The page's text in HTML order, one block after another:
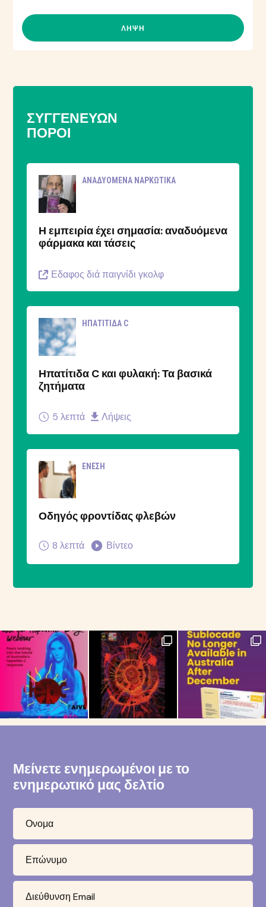
ΛΉΨΗ
ΣΥΓΓΕΝΕΎΩΝ
ΠΌΡΟΙ
ΑΝΑΔΥΌΜΕΝΑ ΝΑΡΚΩΤΙΚΆ
Η εμπειρία έχει σημασία: αναδυόμενα
φάρμακα και τάσεις
Εδαφος διά παιγνίδι γκολφ
ΗΠΑΤΊΤΙΔΑ C
Ηπατίτιδα C και φυλακή: Τα βασικά
ζητήματα
5 λεπτά Λήψεις
ΈΝΕΣΗ
Οδηγός φροντίδας φλεβών
8 λεπτά Βίντεο
Μείνετε ενημερωμένοι με το
ενημερωτικό μας δελτίο